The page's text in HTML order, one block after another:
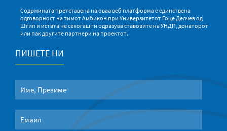
Содржината претставена на оваа веб платформа е единствена
одговорност на тимот Амбикон при Универзитетот Гоце Делчев од
Штип и истата не секогаш ги одразува ставовите на УНДП, донаторот
или пак другите партнери на проектот.
ПИШЕТЕ НИ